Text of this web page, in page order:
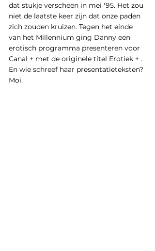
dat stukje verscheen in mei '95. Het zou
niet de laatste keer zijn dat onze paden
zich zouden kruizen. Tegen het einde
van het Millennium ging Danny een
erotisch programma presenteren voor
Canal + met de originele titel Erotiek + .
En wie schreef haar presentatieteksten?
Moi.